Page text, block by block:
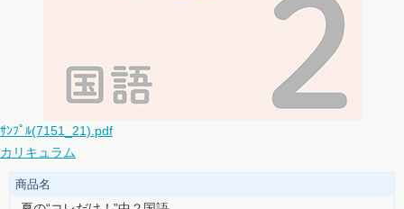
ｻﾝﾌﾟﾙ(7151_21).pdf
カリキュラム
商品名